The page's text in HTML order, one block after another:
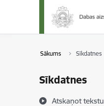
Pāriet uz lapas saturu
Sākums Sīkdatnes
Sīkdatnes
Atskaņot tekstu